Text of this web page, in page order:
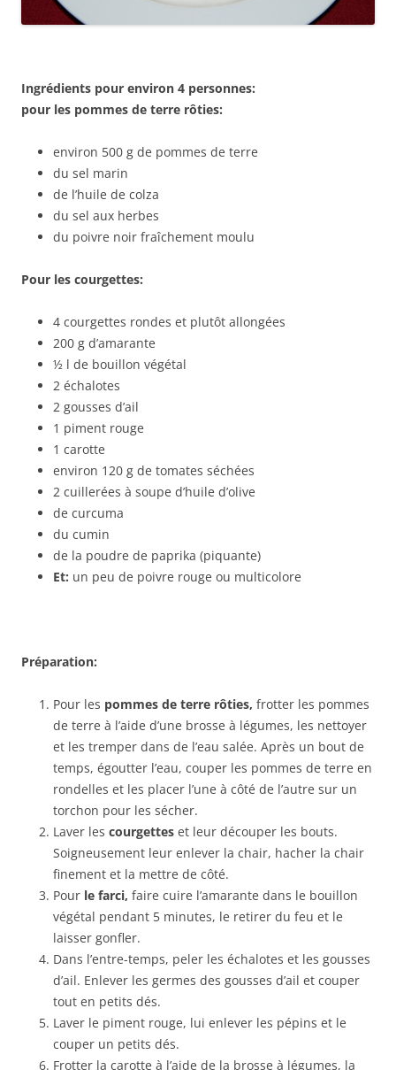
Ingrédients pour environ 4 personnes:
pour les pommes de terre rôties:
environ 500 g de pommes de terre
du sel marin
de l’huile de colza
du sel aux herbes
du poivre noir fraîchement moulu
Pour les courgettes:
4 courgettes rondes et plutôt allongées
200 g d’amarante
½ l de bouillon végétal
2 échalotes
2 gousses d’ail
1 piment rouge
1 carotte
environ 120 g de tomates séchées
2 cuillerées à soupe d’huile d’olive
de curcuma
du cumin
de la poudre de paprika (piquante)
Et: un peu de poivre rouge ou multicolore
Préparation:
Pour les pommes de terre rôties, frotter les pommes
de terre à l’aide d’une brosse à légumes, les nettoyer
et les tremper dans de l’eau salée. Après un bout de
temps, égoutter l’eau, couper les pommes de terre en
rondelles et les placer l’une à côté de l’autre sur un
torchon pour les sécher.
Laver les courgettes et leur découper les bouts.
Soigneusement leur enlever la chair, hacher la chair
finement et la mettre de côté.
Pour le farci, faire cuire l’amarante dans le bouillon
végétal pendant 5 minutes, le retirer du feu et le
laisser gonfler.
Dans l’entre-temps, peler les échalotes et les gousses
d’ail. Enlever les germes des gousses d’ail et couper
tout en petits dés.
Laver le piment rouge, lui enlever les pépins et le
couper un petits dés.
Frotter la carotte à l’aide de la brosse à légumes, la